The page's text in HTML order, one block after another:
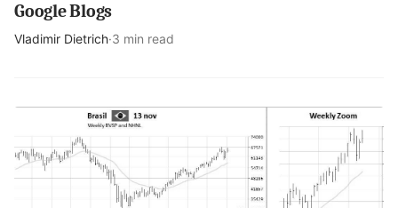
Google Blogs
Vladimir Dietrich·3 min read